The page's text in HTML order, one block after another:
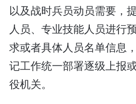
以及战时兵员动员需要，
人员、专业技能人员进行
求或者具体人员名单信息
记工作统一部署逐级上报
役机关。